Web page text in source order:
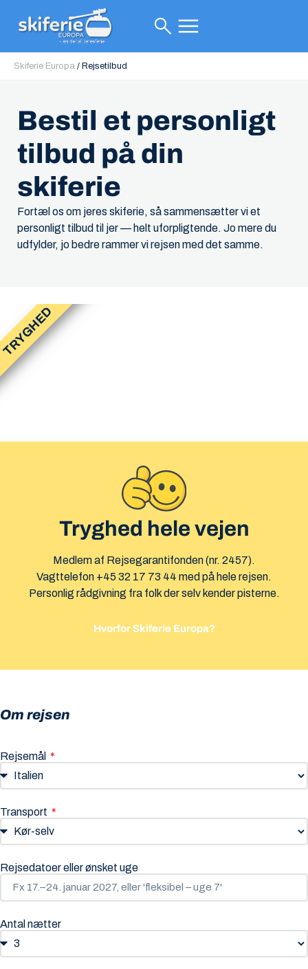
Skiferie Europa / Rejsetilbud
Bestil et personligt
tilbud på din
skiferie
Fortæl os om jeres skiferie, så sammensætter vi et
personligt tilbud til jer — helt uforpligtende. Jo mere du
udfylder, jo bedre rammer vi rejsen med det samme.
Om rejsen
Rejsemål
Transport
Rejsedatoer eller ønsket uge
Antal nætter
Tryghed hele vejen
Medlem af Rejsegarantifonden (nr. 2457).
Vagttelefon +45 32 17 73 44 med på hele rejsen.
Personlig rådgivning fra folk der selv kender pisterne.
Hvorfor Skiferie Europa?
TRYGHED